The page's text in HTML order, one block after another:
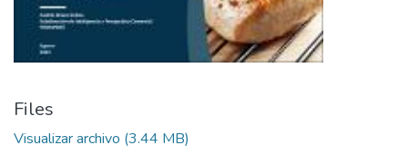
Files
Visualizar archivo (3.44 MB)